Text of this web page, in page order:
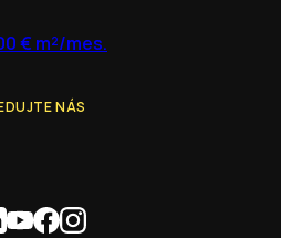
€ m²/mes.
NÁS